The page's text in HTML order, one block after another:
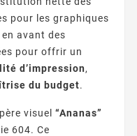
pour les graphiques
avant des
pour offrir un
d’impression,
du budget.
visuel “Ananas”
604. Ce